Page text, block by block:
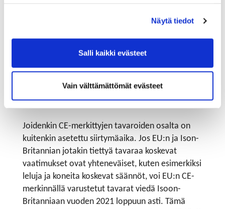
Näytä tiedot
Salli kaikki evästeet
Vain välttämättömät evästeet
vaatimukset pitää huomioida heti vuodenvaihteessa,
eli viejän on varmistettava tavaroita koskevat
säännöt. Esim. lääkkeitä, ajoneuvoja ja
tunnistaminen ei enää ole voimassa siirtymäajan
loputtua. Lisätietoja löytyy UK:n hallinnon ohjeesta.
Joidenkin CE-merkittyjen tavaroiden osalta on
kuitenkin asetettu siirtymäaika. Jos EU:n ja Ison-
Britannian jotakin tiettyä tavaraa koskevat
vaatimukset ovat yhteneväiset, kuten esimerkiksi
leluja ja koneita koskevat säännöt, voi EU:n CE-
merkinnällä varustetut tavarat viedä Isoon-
Britanniaan vuoden 2021 loppuun asti. Tämä